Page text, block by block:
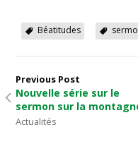
Béatitudes
Previous Post
Nouvelle série sur le
sermon sur la
Actualités